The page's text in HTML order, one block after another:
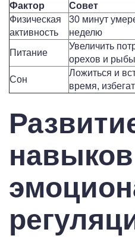
Фактор
Совет
Физическая
активность
30 минут
неделю
Питание
Увеличить
орехов и рыбы
Сон
Ложиться и
время,
навыков